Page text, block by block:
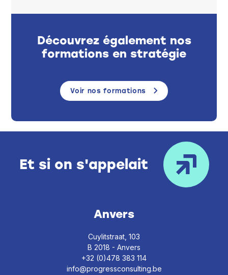
Découvrez également nos
formations en stratégie
Voir nos formations
Et si on s'appelait
Anvers
Cuylitstraat, 103
B 2018 - Anvers
+32 (0)478 383 114
info@progressconsulting.be